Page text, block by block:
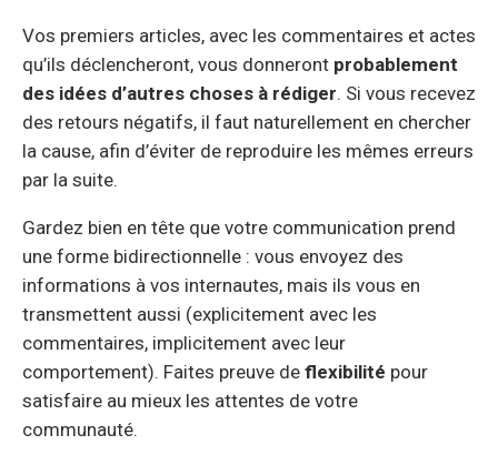
Vos premiers articles, avec les commentaires et actes
qu’ils déclencheront, vous donneront probablement
des idées d’autres choses à rédiger. Si vous recevez
des retours négatifs, il faut naturellement en chercher
la cause, afin d’éviter de reproduire les mêmes erreurs
par la suite.
Gardez bien en tête que votre communication prend
une forme bidirectionnelle : vous envoyez des
informations à vos internautes, mais ils vous en
transmettent aussi (explicitement avec les
commentaires, implicitement avec leur
comportement). Faites preuve de flexibilité pour
satisfaire au mieux les attentes de votre
communauté.